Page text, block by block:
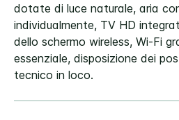
dotate di luce naturale, aria
individualmente, TV HD
dello schermo wireless, Wi-Fi
essenziale, disposizione dei
tecnico in loco.